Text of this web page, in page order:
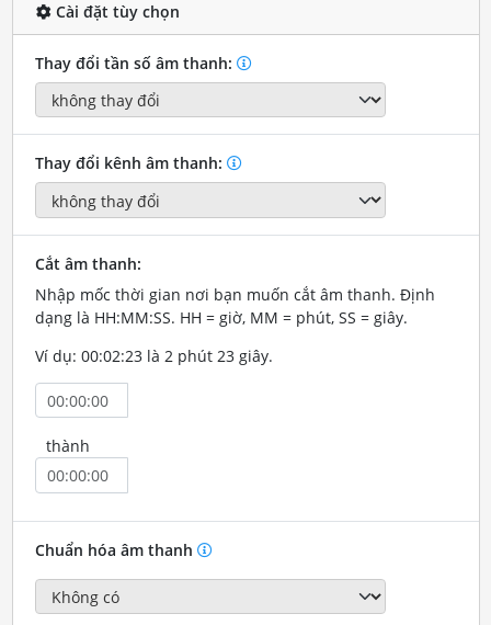
Cài đặt tùy chọn
Thay đổi tần số âm thanh:
Thay đổi kênh âm thanh:
Cắt âm thanh:
Nhập mốc thời gian nơi bạn muốn cắt âm thanh. Định
dạng là HH:MM:SS. HH = giờ, MM = phút, SS = giây.
Ví dụ: 00:02:23 là 2 phút 23 giây.
thành
Chuẩn hóa âm thanh